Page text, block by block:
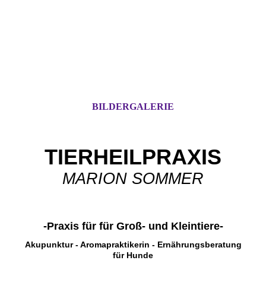
BILDERGALERIE
TIERHEILPRAXIS
MARION SOMMER
-Praxis für für Groß- und Kleintiere-
Akupunktur - Aromapraktikerin - Ernährungsberatung
für Hunde